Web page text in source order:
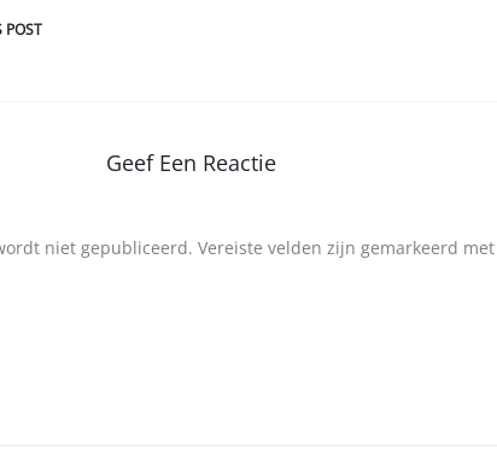
POST
Geef Een Reactie
niet gepubliceerd. Vereiste velden zijn gemarkeerd met